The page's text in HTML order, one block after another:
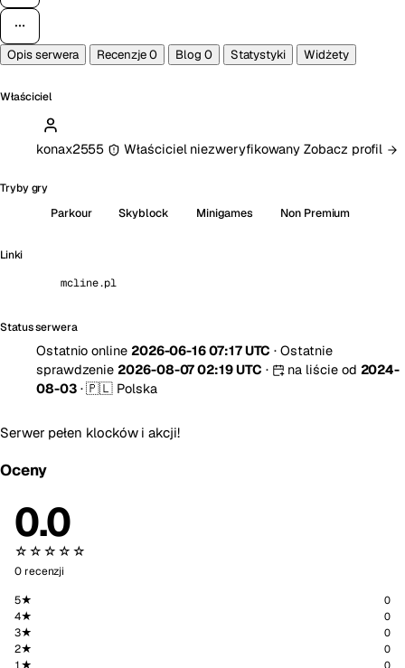
Opis serwera Recenzje0 Blog 0 Statystyki Widżety
Właściciel
konax2555 Właściciel niezweryfikowanyZobacz profil
Tryby gry
Parkour Skyblock Minigames Non Premium
Linki
mcline.pl
Status serwera
Ostatnio online 2026-06-16 07:17 UTC · Ostatnie
sprawdzenie2026-08-07 02:19 UTC · na liście od 2024-
08-03 · 🇵🇱 Polska
Serwer pełen klocków i akcji!
Oceny
0.0
☆☆☆☆☆
0 recenzji
5★
0
4★ 0
3★ 0
2★ 0
1★ 0